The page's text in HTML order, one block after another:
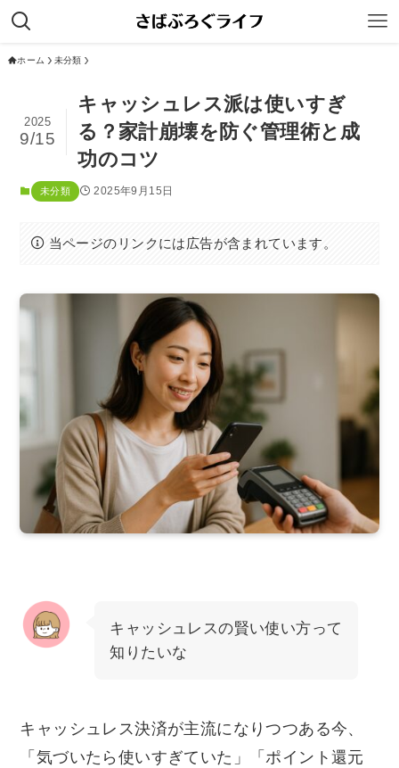
ホーム 未分類
キャッシュレス派は使いすぎ
る？家計崩壊を防ぐ管理術と成
功のコツ
2025
9/15
未分類 2025年9月15日
当ページのリンクには広告が含まれています。
キャッシュレスの賢い使い方って
知りたいな
キャッシュレス決済が主流になりつつある今、
「気づいたら使いすぎていた」「ポイント還元